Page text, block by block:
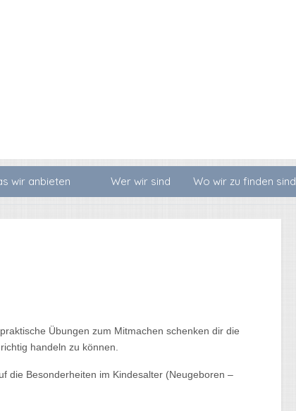
wir anbieten Wer wir sind Wo wir zu finden sind
Übungen zum Mitmachen schenken dir die
handeln zu können.
die Besonderheiten im Kindesalter (Neugeboren –